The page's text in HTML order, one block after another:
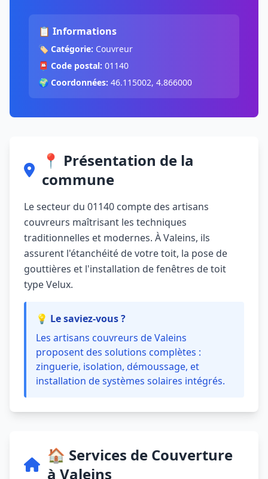
📋 Informations
🏷️ Catégorie: Couvreur
📮 Code postal: 01140
🌍 Coordonnées: 46.115002, 4.866000
📍 Présentation de la
commune
Le secteur du 01140 compte des artisans
couvreurs maîtrisant les techniques
traditionnelles et modernes. À Valeins, ils
assurent l'étanchéité de votre toit, la pose de
gouttières et l'installation de fenêtres de toit
type Velux.
💡 Le saviez-vous ?
Les artisans couvreurs de Valeins
proposent des solutions complètes :
zinguerie, isolation, démoussage, et
installation de systèmes solaires intégrés.
🏠 Services de Couverture
à Valeins